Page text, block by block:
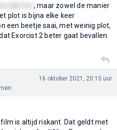
, maar zowel de manier
plot is bijna elke keer
een beetje saai, met weinig plot,
Exorcist 2 beter gaat bevallen.
16 oktober 2021, 20:15 uur
is altijd riskant. Dat geldt met